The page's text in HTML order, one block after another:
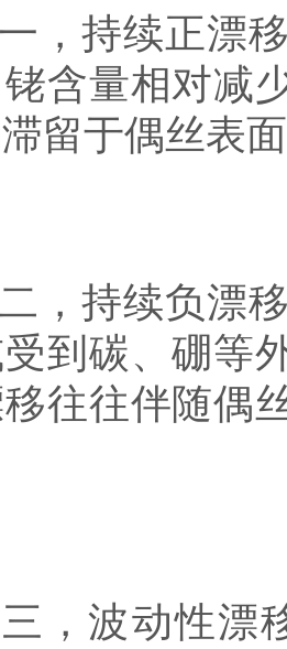
持续正漂移
含量相对减
留于偶丝表
持续负漂移
到碳、硼等
往往伴随偶
波动性漂移